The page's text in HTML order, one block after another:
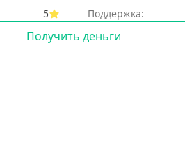
5 Поддержка:
Получить деньги